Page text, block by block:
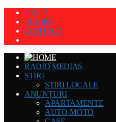
GRILĂ
ECHIPĂ
CONTACT
RADIO MEDIAȘ
ȘTIRI
STIRI LOCALE
ANUNȚURI
APARTAMENTE
AUTO-MOTO